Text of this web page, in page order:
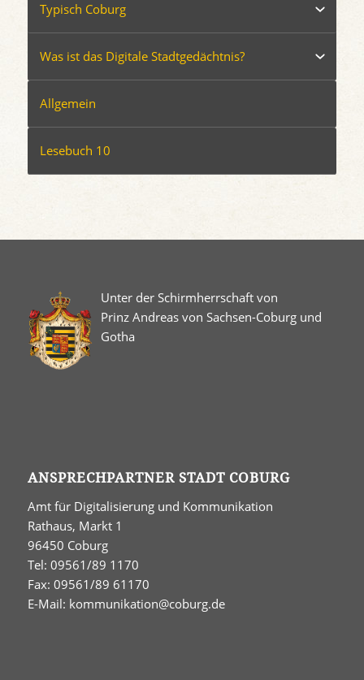
Typisch Coburg
Was ist das Digitale Stadtgedächtnis?
Allgemein
Lesebuch 10
Unter der Schirmherrschaft von
Prinz Andreas von Sachsen-Coburg und
Gotha
ANSPRECHPARTNER STADT COBURG
Amt für Digitalisierung und Kommunikation
Rathaus, Markt 1
96450 Coburg
Tel: 09561/89 1170
Fax: 09561/89 61170
E-Mail: kommunikation@coburg.de